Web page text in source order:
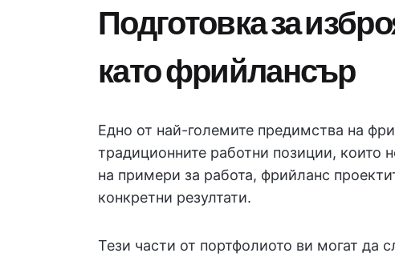
Подготовка за
като фрийлансър
Едно от най-големите предимства на
традиционните работни позиции, които
на примери за работа, фрийланс
конкретни резултати.
Тези части от портфолиото ви могат да